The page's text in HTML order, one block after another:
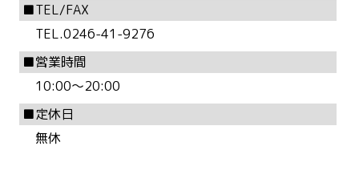
TEL/FAX
TEL.0246-41-9276
営業時間
10:00～20:00
定休日
無休